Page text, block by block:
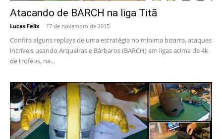
Atacando de BARCH na liga Titã
Lucas Felix - 17 de novembro de 2015
Confira alguns replays de uma estratégia no mínima bizarra, ataques
incríveis usando Arqueiras e Bárbaros (BARCH) em ligas acima de 4k
de troféus, na...